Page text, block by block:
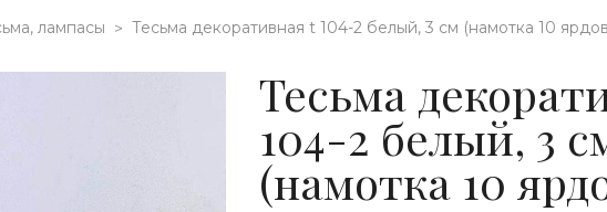
лампасы > тесьма декоративная t 104-2 белый, 3 см (намотка 10
Тесьма
104-2 белый, 3
(намотка 10